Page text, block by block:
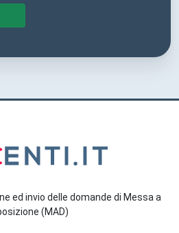
ed invio delle domande di Messa a
(MAD)